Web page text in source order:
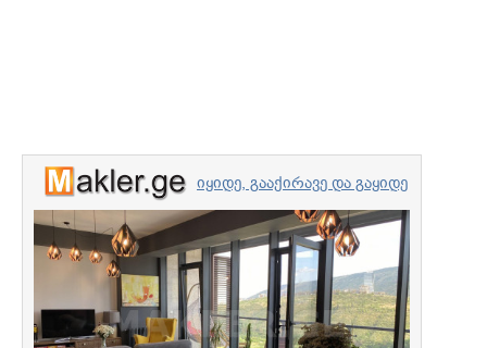
იყიდე, გააქირავე და გაყიდე
უძრავი ქონება
პროფესიონალებთან
ერთად